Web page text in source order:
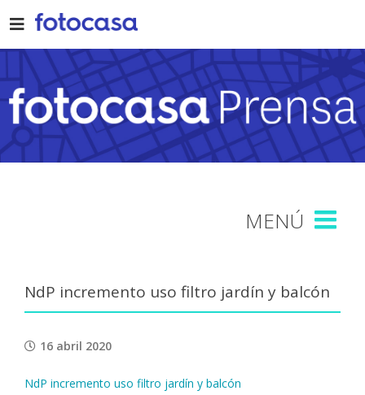
to
content
NdP incremento uso filtro jardín y balcón
16 abril 2020
NdP incremento uso filtro jardín y balcón